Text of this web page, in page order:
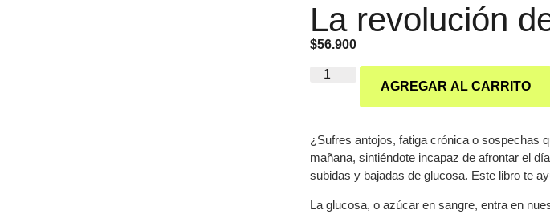
La revolución
$56.900
AGREGAR AL CARRITO
¿Sufres antojos, fatiga crónica o sospechas
mañana, sintiéndote incapaz de afrontar el
subidas y bajadas de glucosa. Este libro te
La glucosa, o azúcar en sangre, entra en